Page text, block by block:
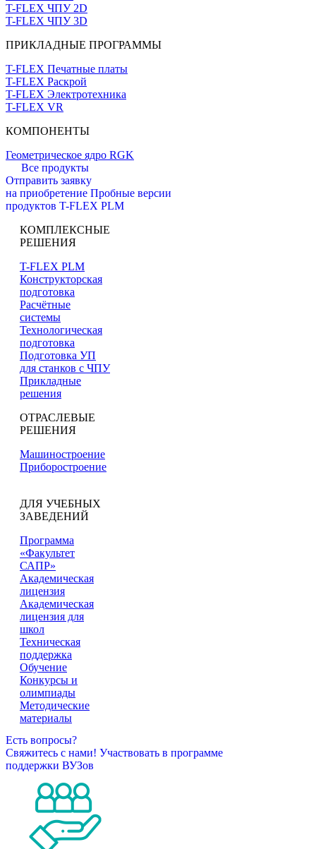
T-FLEX ЧПУ 2D
T-FLEX ЧПУ 3D
ПРИКЛАДНЫЕ ПРОГРАММЫ
T-FLEX Печатные платы
T-FLEX Раскрой
T-FLEX Электротехника
T-FLEX VR
КОМПОНЕНТЫ
Геометрическое ядро RGK
Все продукты
Отправить заявку
на приобретение Пробные версии
продуктов T-FLEX PLM
КОМПЛЕКСНЫЕ
РЕШЕНИЯ
T-FLEX PLM
Конструкторская
подготовка
Расчётные
системы
Технологическая
подготовка
Подготовка УП
для станков с ЧПУ
Прикладные
решения
ОТРАСЛЕВЫЕ
РЕШЕНИЯ
Машиностроение
Приборостроение
ДЛЯ УЧЕБНЫХ
ЗАВЕДЕНИЙ
Программа
«Факультет
САПР»
Академическая
лицензия
Академическая
лицензия для
школ
Техническая
поддержка
Обучение
Конкурсы и
олимпиады
Методические
материалы
Есть вопросы?
Свяжитесь с нами! Участвовать в программе
поддержки ВУЗов